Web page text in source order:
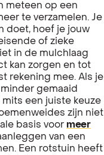
meteen op een
te verzamelen. Je
doet, hoef je jouw
of zieke
in de mulchlaag
kan zorgen en tot
rekening mee. Als je
gemaaid
mits een juiste keuze
zijn niet
basis voor meer
van een
Een rotstuin heeft